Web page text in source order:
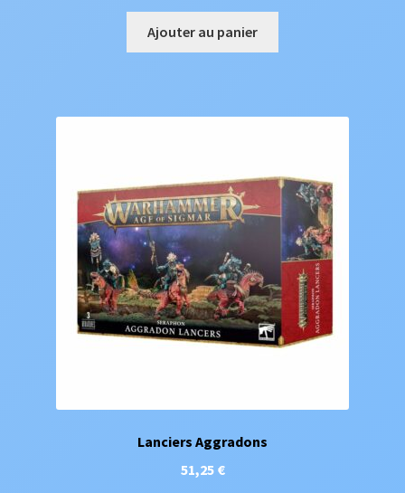
Ajouter au panier
Lanciers Aggradons
51,25 €